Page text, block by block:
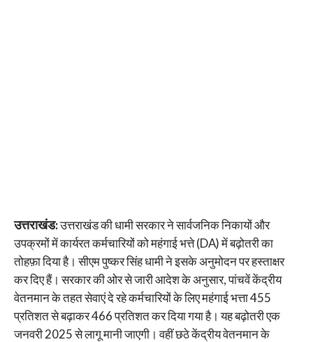
उत्तराखंड:उत्तराखंड की धामी सरकार ने सार्वजनिक निकायों और
उपक्रमों में कार्यरत कर्मचारियों को महंगाई भत्ते (DA) में बढ़ोतरी का
तोहफ़ा दिया है। सीएम पुष्कर सिंह धामी ने इसके अनुमोदन पर हस्ताक्षर
कर दिए हैं। सरकार की ओर से जारी आदेश के अनुसार, पांचवें केंद्रीय
वेतनमान के तहत सेवाएं दे रहे कर्मचारियों के लिए महंगाई भत्ता 455
प्रतिशत से बढ़ाकर 466 प्रतिशत कर दिया गया है। यह बढ़ोतरी एक
जनवरी 2025 से लागू मानी जाएगी। वहीं छठे केंद्रीय वेतनमान के